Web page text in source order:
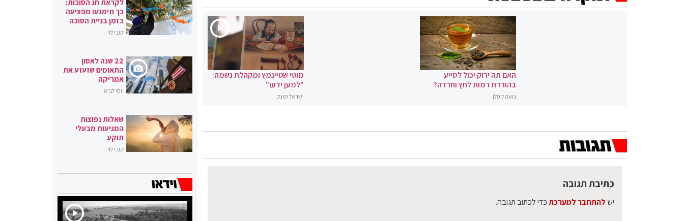
האם תה ירוק יכול לסייע
בהורדת רמות לחץ וחרדה?
נועה קפלן
מוטי שטיינמץ ומקהלת נשמה:
"למען ידעו"
ישראל מונק
כתיבת תגובה
יש להתחבר למערכתכדי לכתוב תגובה.
לקראת חג הסוכות:
כך תימנעו מפציעה
בזמן בניית הסוכה
קובי לוי
22 שנה לאסון
התאומים שזעזע את
אמריקה
יוסי לביא
שאלות נפוצות
המגיעות מבעלי
תוקע
קובי לוי